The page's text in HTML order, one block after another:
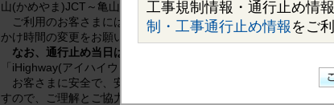
工事規制情報・通行止め情
制・工事通行止め情報 をご
山(かめやま)JCT～亀山西JCT（下り線）で夜間通行止めを実施
ご利用のお客さまには大変ご迷惑をおかけいたしますが、E1
かけ時間の変更をお願いいたします。（詳細は、4ページ「 1．
なお、通行止め当日は天候により通行止め区間が一部となる可
「iHighway(アイハイウェイ)中日本・iHighway(アイハイウェイ)
お客さまに安全で、安心・快適な高速道路をご利用いただく
すので、ご理解とご協力をお願いいたします。